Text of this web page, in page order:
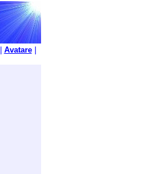
Avatare|